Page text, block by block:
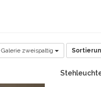
Galerie zweispaltig
Stehleuchte